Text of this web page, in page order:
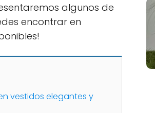
algunos de
encontrar en
vestidos elegantes y